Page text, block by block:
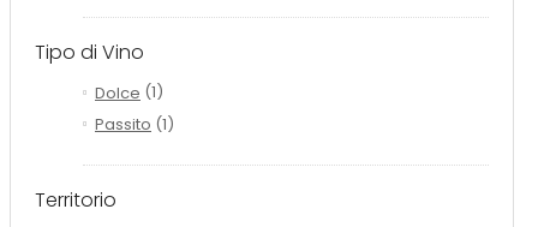
Tipo di Vino
Dolce (1)
Passito (1)
Territorio